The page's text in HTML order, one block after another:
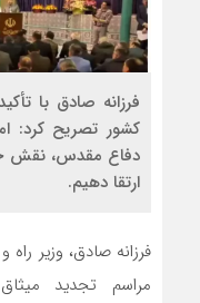
فرزانه صادق با
کشور تصریح کرد:
دفاع مقدس، نقش
ارتقا دهیم.
مراسم تجدید